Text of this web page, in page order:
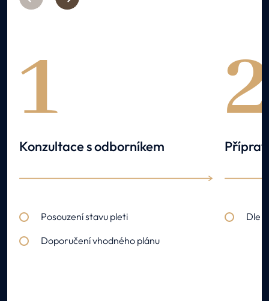
1
Konzultace s odborníkem
Posouzení stavu pleti
Doporučení vhodného plánu
Dle